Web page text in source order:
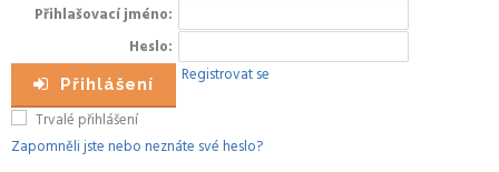
Přihlašovací jméno
Heslo
Přihlášení
Registrovat se
Trvalé přihlášení
Zapomněli jste nebo neznáte své heslo?